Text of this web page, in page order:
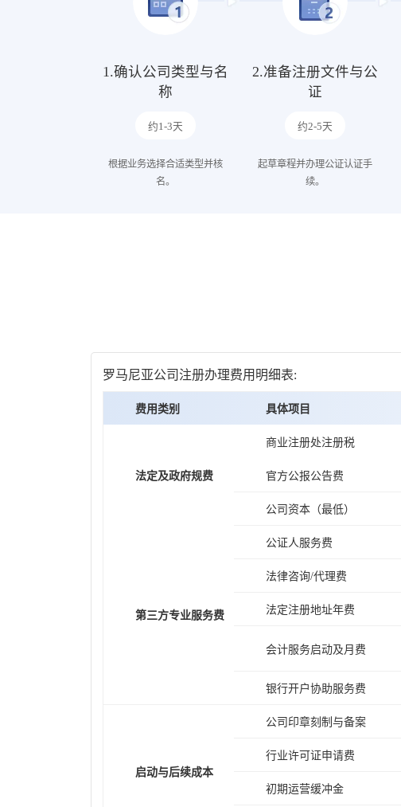
1.确认公司类型与名
称
约1-3天
根据业务选择合适类型并核
名。
2.准备注册文件与公
证
约2-5天
起草章程并办理公证认证手
续。
罗马尼亚公司注册办理费用明细表:
费用类别 具体项目
法定及政府规费
商业注册处注册税
官方公报公告费
公司资本（最低）
第三方专业服务费
公证人服务费
法律咨询/代理费
法定注册地址年费
会计服务启动及月费
银行开户协助服务费
启动与后续成本
公司印章刻制与备案
行业许可证申请费
初期运营缓冲金